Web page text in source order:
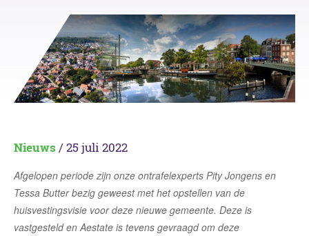
Nieuws/ 25 juli 2022
Afgelopen periode zijn onze ontrafelexperts Pity Jongens en
Tessa Butter bezig geweest met het opstellen van de
huisvestingsvisie voor deze nieuwe gemeente. Deze is
vastgesteld en Aestate is tevens gevraagd om deze